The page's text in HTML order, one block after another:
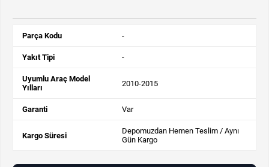
Parça Kodu -
Yakıt Tipi -
Uyumlu Araç Model
Yılları
2010-2015
Garanti Var
Kargo Süresi
Depomuzdan Hemen Teslim / Aynı
Gün Kargo